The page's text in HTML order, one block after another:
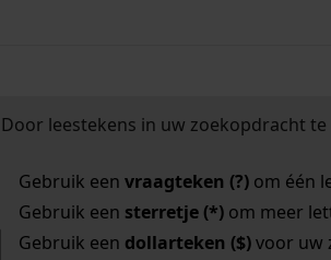
Door leestekens in uw zoekopdracht
Gebruik een vraagteken (?)om één
Gebruik een sterretje (*)om meer
Gebruik een dollarteken ($)voor uw